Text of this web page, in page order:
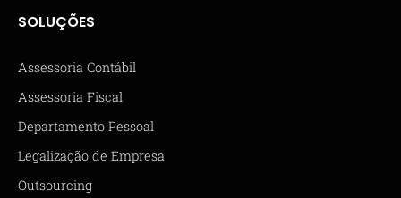
SOLUÇÕES
Assessoria Contábil
Assessoria Fiscal
Departamento Pessoal
Legalização de Empresa
Outsourcing